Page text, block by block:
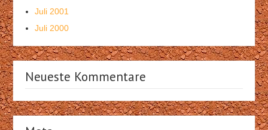
Juli 2001
Juli 2000
Neueste Kommentare